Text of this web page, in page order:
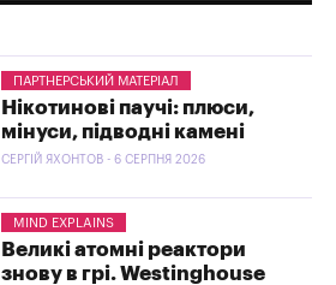
ПАРТНЕРСЬКИЙ МАТЕРІАЛ
Нікотинові паучі: плюси,
мінуси, підводні камені
СЕРГІЙ ЯХОНТОВ - 6 СЕРПНЯ 2026
MIND EXPLAINS
Великі атомні реактори
знову в грі. Westinghouse